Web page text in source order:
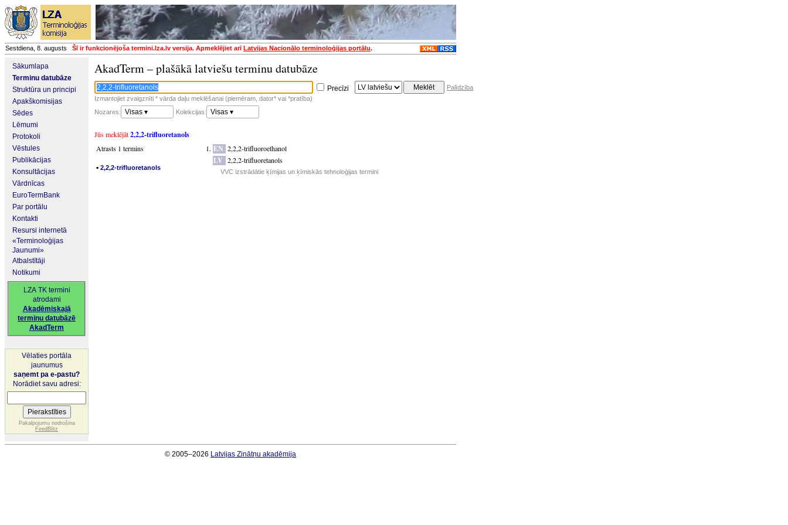
Sestdiena, 8. augusts Šī ir funkcionējoša termini.lza.lv versija. Apmeklējiet arīLatvijas Nacionālo terminoloģijas portālu.
Sākumlapa
Terminu datubāze
Struktūra un principi
Apakškomisijas
Sēdes
Lēmumi
Protokoli
Vēstules
Publikācijas
Konsultācijas
Vārdnīcas
EuroTermBank
Par portālu
Kontakti
Resursi internetā
«Terminoloģijas
Jaunumi»
Atbalstītāji
Notikumi
LZA TK termini
atrodami
Akadēmiskajā
terminu datubāzē
AkadTerm
Vēlaties portāla
jaunumus
saņemt pa e-pastu?
Norādiet savu adresi:
Pakalpojumu nodrošina
FeedBlitz
AkadTerm – plašākā latviešu terminu datubāze
Precīzi
Palīdzība
Izmantojiet zvaigznīti * vārda daļu meklēšanai (piemēram, dator* vai *pratība)
Nozares:
Visas ▾ Kolekcijas: Visas ▾
Jūs meklējāt2,2,2-trifluoretanols
Atrasts 1 termins
▪ 2,2,2-trifluoretanols
EN 2,2,2-trifluoroethanol
LV 2,2,2-trifluoretanols
VVC izstrādātie ķīmijas un ķīmiskās tehnoloģijas termini
© 2005–2026 Latvijas Zinātņu akadēmija